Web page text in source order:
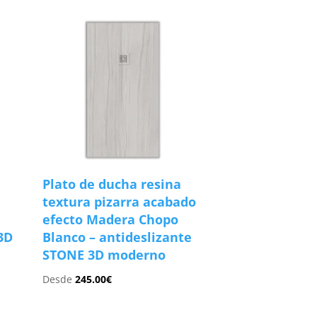
Plato de ducha resina
textura pizarra acabado
efecto Madera Chopo
Blanco – antideslizante
STONE 3D moderno
Desde245.00€